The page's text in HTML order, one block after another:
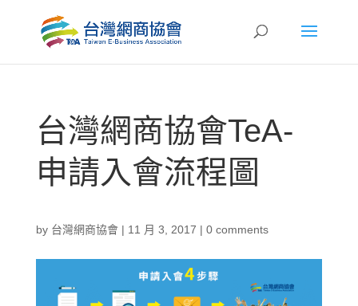
台灣網商協會TeA-
申請入會流程圖
by 台灣網商協會| 11 月 3, 2017 | 0 comments